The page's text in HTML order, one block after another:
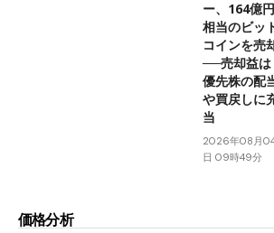
ー、164億円
相当のビッ
コインを売
──売却益は
優先株の配
や買戻しに
当
2026年08月
日 09時49分
価格分析